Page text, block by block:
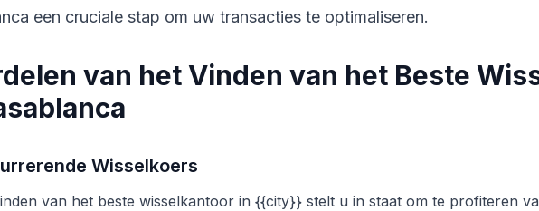
een cruciale stap om uw transacties te optimaliseren.
van het Vinden van het Beste
Wisselkoers
van het beste wisselkantoor in {{city}} stelt u in staat om te profiteren